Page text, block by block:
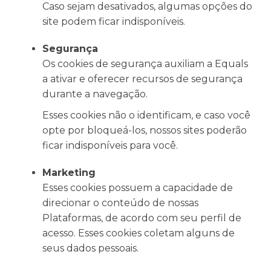
Caso sejam desativados, algumas opções do
site podem ficar indisponíveis.
Segurança
Os cookies de segurança auxiliam a Equals
a ativar e oferecer recursos de segurança
durante a navegação.
Esses cookies não o identificam, e caso você
opte por bloqueá-los, nossos sites poderão
ficar indisponíveis para você.
Marketing
Esses cookies possuem a capacidade de
direcionar o conteúdo de nossas
Plataformas, de acordo com seu perfil de
acesso. Esses cookies coletam alguns de
seus dados pessoais.